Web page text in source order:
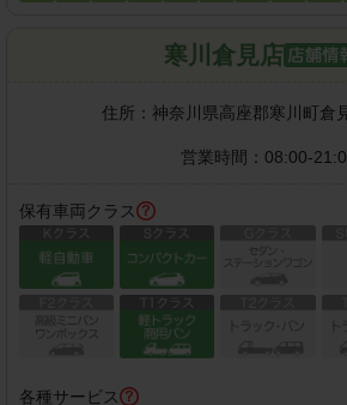
寒川倉見店
住所： 神奈川県高座郡寒川町倉
営業時間： 08:00-
保有車両クラス
各種サービス